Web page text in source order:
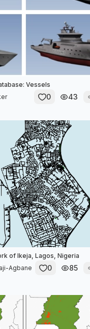
Vessels
0 43
of Ikeja, Lagos, Nigeria
Agbane
0 85